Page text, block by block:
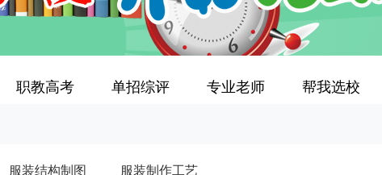
职教高考 单招综评 专业老师 帮我选校
服装结构制图 服装制作工艺